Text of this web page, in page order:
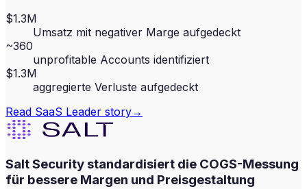
$1.3M
Umsatz mit negativer Marge aufgedeckt
~360
unprofitable Accounts identifiziert
$1.3M
aggregierte Verluste aufgedeckt
Read SaaS Leader story→
Salt Security standardisiert die COGS-Messung
für bessere Margen und Preisgestaltung